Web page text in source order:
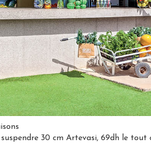
30 cm Artevasi, 69dh le tout